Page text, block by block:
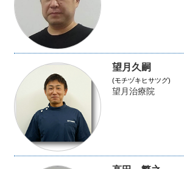
望月久嗣
(モチヅキヒサツグ)
望月治療院